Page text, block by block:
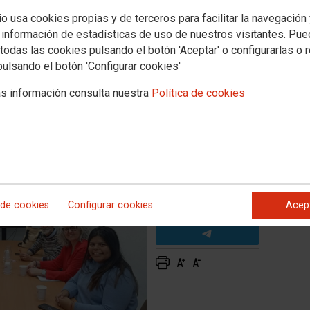
usa cookies propias y de terceros para facilitar la navegación
de estadísticas de uso de nuestros visitantes.
las cookies pulsando el botón 'Aceptar' o configurarlas o
el botón 'Configurar cookies'
información consulta nuestra Política de cookies
cookies Configurar cookies
Región de Murcia y el
trabajar juntas por los derechos del colectivo LGTBIQA+